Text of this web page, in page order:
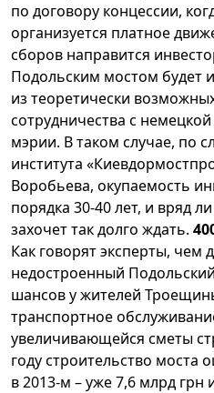
по договору концессии,
организуется платное
сборов направится
Подольским мостом будет
из теоретически
сотрудничества с
мэрии. В таком случае, по
института
Воробьева, окупаемость
порядка 30-40 лет, и вряд
захочет так долго ждать.
Как говорят эксперты, чем
недостроенный
шансов у жителей
транспортное
увеличивающейся сметы
году строительство моста
в 2013-м – уже 7,6 млрд грн